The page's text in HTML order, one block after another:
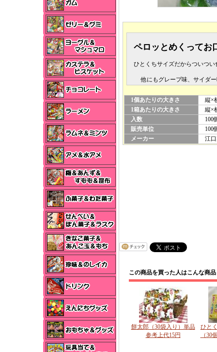
ペロッとめくってお
ひとくちサイズだからついつい
他にもグレープ味、サイダー
1個あたりの大きさ
縦×
1箱あたりの大きさ
縦×
入数
100
販売単位
100
メーカー
江口
この商品を買った人はこんな商
餅太郎（30袋入り）単品
参考上代15円
ひと
（30